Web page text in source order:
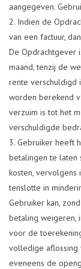
aangegeven.
Indien de
van een factuur,
De Opdrachtgever
maand, tenzij de
rente verschuldigd
worden berekend
verzuim is tot het
verschuldigde
Gebruiker heeft
betalingen te laten
kosten,
tenslotte in
Gebruiker kan,
betaling weigeren,
voor de
volledige aflossing
eveneens de